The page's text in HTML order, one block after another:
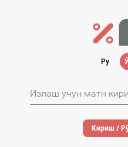
Ру
Кириш /